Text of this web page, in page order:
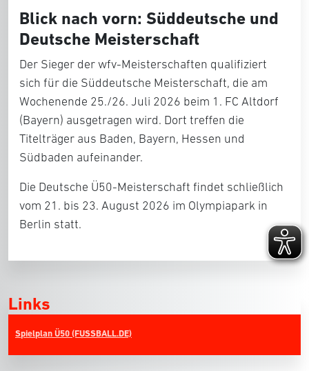
Blick nach vorn: Süddeutsche und
Deutsche Meisterschaft
Der Sieger der wfv-Meisterschaften qualifiziert
sich für die Süddeutsche Meisterschaft, die am
Wochenende 25./26. Juli 2026 beim 1. FC Altdorf
(Bayern) ausgetragen wird. Dort treffen die
Titelträger aus Baden, Bayern, Hessen und
Südbaden aufeinander.
Die Deutsche Ü50-Meisterschaft findet schließlich
vom 21. bis 23. August 2026 im Olympiapark in
Berlin statt.
Links
Spielplan Ü50 (FUSSBALL.DE)